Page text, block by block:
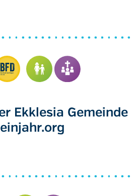
Ekklesia Gemeinde